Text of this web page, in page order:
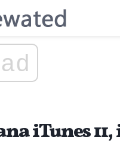
ad
iTunes